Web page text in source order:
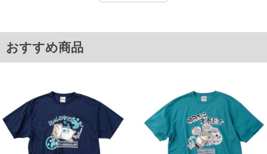
■サイズ表
サイズ/バスト/総丈/裾周り/肩幅/袖丈
5L/150/82/150/62/26
6L/160/84/160/64/27
8L/180/88/180/68/29
単位はcm
※【返品交換について】
返品交換希望の方は、商品到着後1週間以内にご連絡ください。
おすすめ商品